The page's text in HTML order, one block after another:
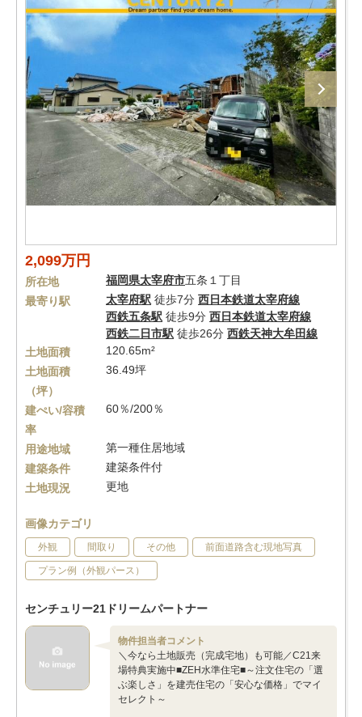
2,099万円
所在地 福岡県太宰府市五条１丁目
最寄り駅
太宰府駅 徒歩7分 西日本鉄道太宰府線
西鉄五条駅 徒歩9分 西日本鉄道太宰府線
西鉄二日市駅 徒歩26分 西鉄天神大牟田線
土地面積
120.65m²
土地面積
（坪）
36.49坪
建ぺい/容積
率
60％/200％
用途地域
第一種住居地域
建築条件
建築条件付
土地現況
更地
画像カテゴリ
外観 間取り その他 前面道路含む現地写真
プラン例（外観パース）
センチュリー21ドリームパートナー
物件担当者コメント
＼今なら土地販売（完成宅地）も可能／C21来
場特典実施中■ZEH水準住宅■～注文住宅の「選
ぶ楽しさ」を建売住宅の「安心な価格」でマイ
セレクト～